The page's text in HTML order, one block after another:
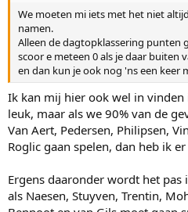
We moeten mi iets met het niet
namen.
Alleen de dagtopklassering punten
scoor e meteen 0 als je daar buiten
en dan kun je ook nog 'ns een keer
Ik kan mij hier ook wel in vinden
leuk, maar als we 90% van de
Van Aert, Pedersen, Philipsen,
Roglic gaan spelen, dan heb ik
Ergens daaronder wordt het pas
als Naesen, Stuyven, Trentin,